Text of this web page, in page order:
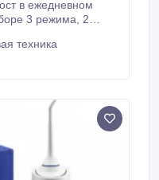
в ежедневном
3 режима, 2
Применять
техника